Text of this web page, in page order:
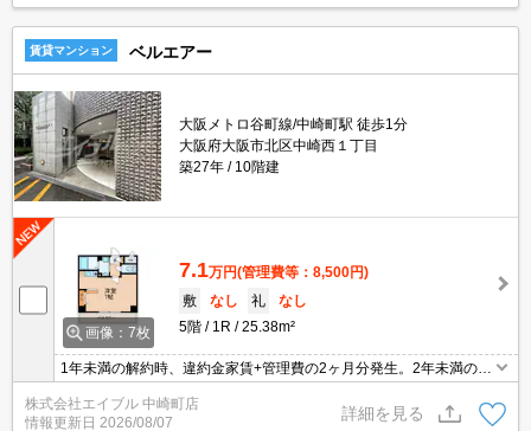
賃貸マンション ベルエアー
大阪メトロ谷町線/中崎町駅 徒歩1分
大阪府大阪市北区中崎西１丁目
築27年
10階建
画像：7枚
7.1万円(管理費等：8,500円)
敷
なし 礼
なし
5階
1R 25.38m²
1年未満の解約時、違約金家賃+管理費の2ヶ月分発生。2年未満の解
約時、違約金家賃+管理費の1ヶ月分発生。保証会社要(初回、月額総
賃料の50%、更新料1.3万円/年)。
株式会社エイブル 中崎町店
情報更新日 2026/08/07
詳細を見る